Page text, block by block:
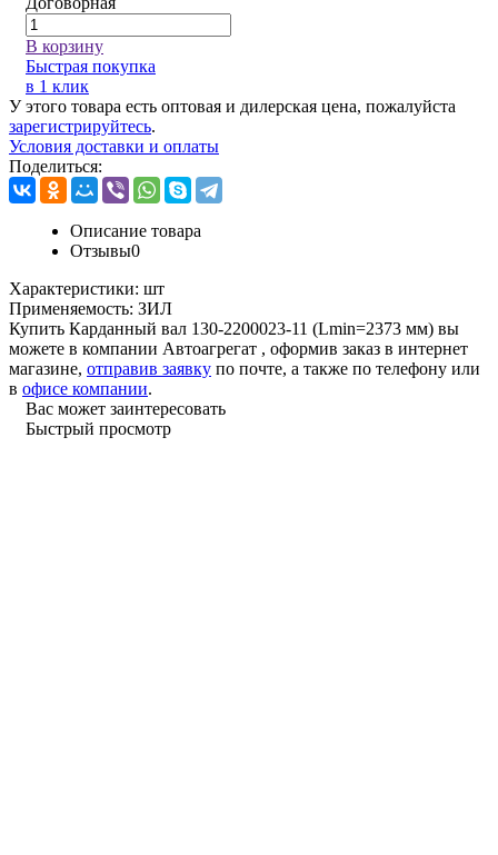
В корзину
Быстрая покупка
в 1 клик
У этого товара есть оптовая и дилерская цена, пожалуйста
зарегистрируйтесь.
Условия доставки и оплаты
Поделиться:
Описание товара
Отзывы0
Характеристики: шт
Применяемость: ЗИЛ
Купить Карданный вал 130-2200023-11 (Lmin=2373 мм) вы
можете в компании Автоагрегат , оформив заказ в интернет
магазине, отправив заявку по почте, а также по телефону или
в офисе компании.
Вас может заинтересовать
Быстрый просмотр